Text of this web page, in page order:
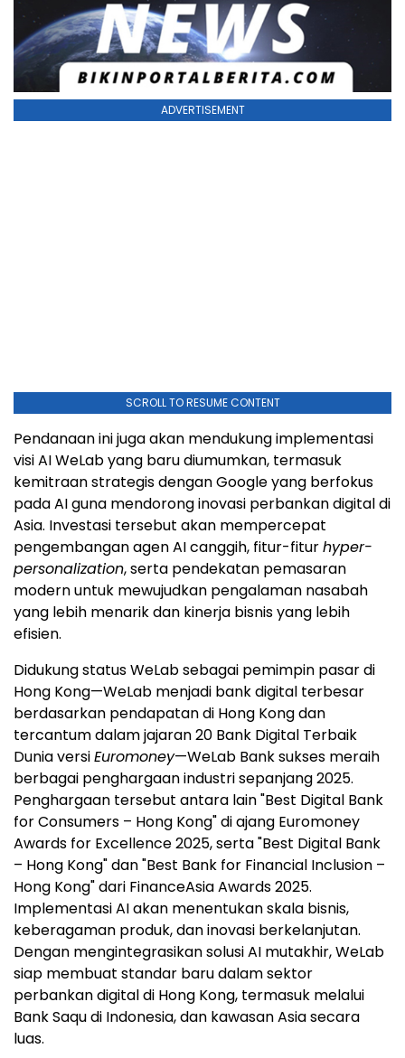
ADVERTISEMENT
SCROLL TO RESUME CONTENT
Pendanaan ini juga akan mendukung implementasi
visi AI WeLab yang baru diumumkan, termasuk
kemitraan strategis dengan Google yang berfokus
pada AI guna mendorong inovasi perbankan digital di
Asia. Investasi tersebut akan mempercepat
pengembangan agen AI canggih, fitur-fiturhyper-
personalization, serta pendekatan pemasaran
modern untuk mewujudkan pengalaman nasabah
yang lebih menarik dan kinerja bisnis yang lebih
efisien.
Didukung status WeLab sebagai pemimpin pasar di
Hong Kong—WeLab menjadi bank digital terbesar
berdasarkan pendapatan di Hong Kong dan
tercantum dalam jajaran 20 Bank Digital Terbaik
Dunia versiEuromoney—WeLab Bank sukses meraih
berbagai penghargaan industri sepanjang 2025.
Penghargaan tersebut antara lain "Best Digital Bank
for Consumers – Hong Kong" di ajang Euromoney
Awards for Excellence 2025, serta "Best Digital Bank
– Hong Kong" dan "Best Bank for Financial Inclusion –
Hong Kong" dari FinanceAsia Awards 2025.
Implementasi AI akan menentukan skala bisnis,
keberagaman produk, dan inovasi berkelanjutan.
Dengan mengintegrasikan solusi AI mutakhir, WeLab
siap membuat standar baru dalam sektor
perbankan digital di Hong Kong, termasuk melalui
Bank Saqu di Indonesia, dan kawasan Asia secara
luas.